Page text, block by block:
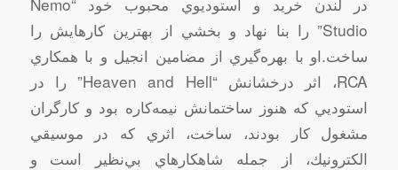
Studio” را بنا نهاد و بخشي‌ از بهترين‌ كارهايش‌ را
ساخت‌.او با بهره‌گيري‌ از مضامين‌ انجيل‌ و با همكاري‌
RCA، اثر درخشانش‌ “Heaven and Hell” را در
استوديي‌ كه‌ هنوز ساختمانش‌ نيمه‌كاره‌ بود و كارگران‌
مشغول‌ كار بودند، ساخت‌، اثري‌ كه‌ در موسيقي‌
الكترونيك‌، از جمله‌ شاهكارهاي‌ بي‌نظير است‌ و